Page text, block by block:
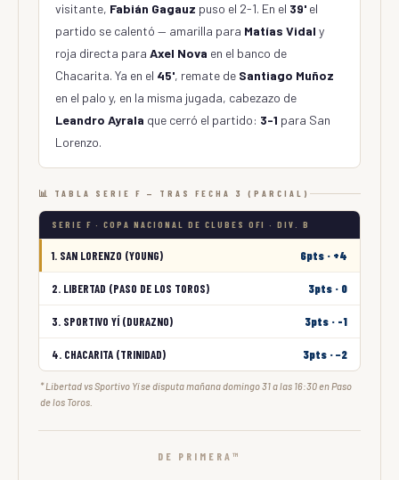
visitante, Fabián Gagauz puso el 2-1. En el 39' el
partido se calentó — amarilla para Matías Vidal y
roja directa para Axel Nova en el banco de
Chacarita. Ya en el 45', remate de Santiago Muñoz
en el palo y, en la misma jugada, cabezazo de
Leandro Ayrala que cerró el partido: 3-1 para San
Lorenzo.
📊 TABLA SERIE F — TRAS FECHA 3 (PARCIAL)
SERIE F · COPA NACIONAL DE CLUBES OFI · DIV. B
1. SAN LORENZO (YOUNG) 6pts · +4
2. LIBERTAD (PASO DE LOS TOROS) 3pts · 0
3. SPORTIVO YÍ (DURAZNO) 3pts · -1
4. CHACARITA (TRINIDAD) 3pts · −2
* Libertad vs Sportivo Yí se disputa mañana domingo 31 a las 16:30 en Paso
de los Toros.
DE PRIMERA™